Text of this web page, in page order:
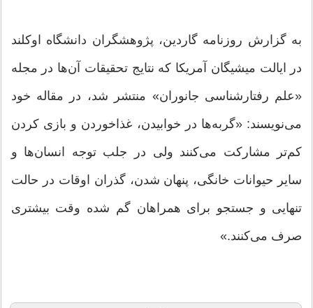
به گزارش روزنامه گاردین، پژوهشگران دانشگاه اوکلند
در ایالت میشیگان آمریکا که نتایج تحقیقات آن‌ها در مجله
«علم رفتارشناسی جانوران» منتشر شد، در مقاله خود
می‌نویسند: «گربه‌ها در خوابیدن، غذاخوردن و بازی کردن
کم‌تر مشارکت می‌کنند ولی در جلب توجه انسان‌ها و
سایر حیوانات خانگی، پنهان شدن، گذران اوقات در حالت
تنهایی و جستجو برای همراهان گم شده وقت بیشتری
صرف می‌کنند.»